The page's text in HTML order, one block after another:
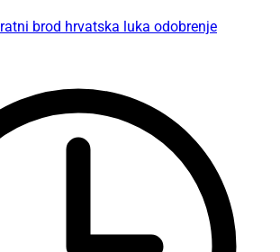
ratni brod hrvatska luka odobrenje